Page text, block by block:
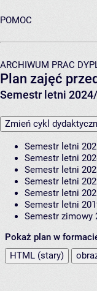
POMOC
ARCHIWUM PRAC
Plan zajęć
Semestr letni
Zmień cykl
Semestr letni
Semestr letni
Semestr letni
Semestr letni
Semestr letni
Semestr letni
Semestr zimowy
Pokaż plan w
HTML (stary)